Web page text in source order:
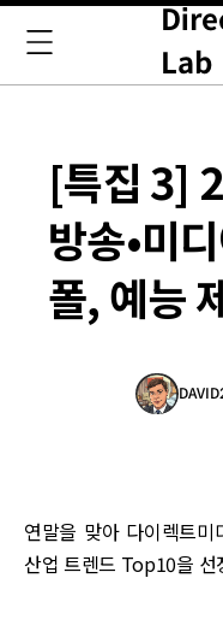
Lab
[특집 3]
방송•미
폴, 예능
DAVID
연말을 맞아 다이렉트
산업 트렌드 Top10을 선